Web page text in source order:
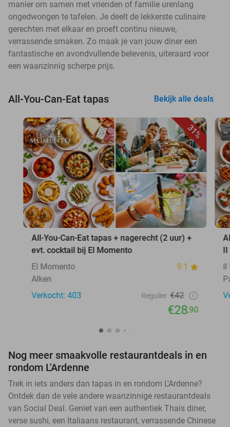
manier om samen met vrienden of familie urenlang
ongedwongen te tafelen. Je deelt de lekkerste culinaire
gerechten met elkaar en proeft continu nieuwe,
verrassende smaken. Zo maak je van jouw diner een
fantastische en avondvullende belevenis, uiteraard voor
een waanzinnig scherpe prijs.
All-You-Can-Eat tapas Bekijk alle deals
31%
All-You-Can-Eat tapas + nagerecht (2 uur) +
evt. cocktail bij El Momento
El Momento
9.1
Alken
Verkocht: 403
Regulier €42
€28,90
Il
Il
Nog meer smaakvolle restaurantdeals in en
rondom L'Ardenne
Trek in iets anders dan tapas in en rondom L'Ardenne?
Ontdek dan de vele andere waanzinnige restaurantdeals
van Social Deal. Geniet van een authentiek Thais diner,
verse sushi, een Italiaans restaurant, verrassende Chinese